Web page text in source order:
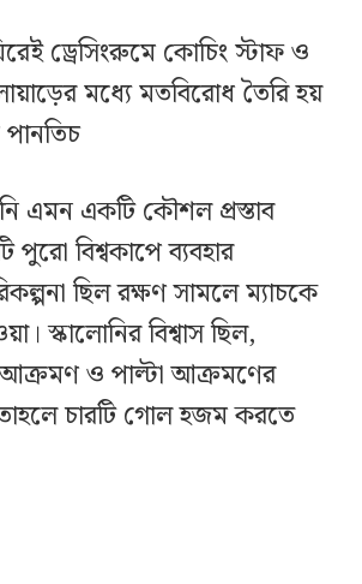
ড্রেসিংরুমে কোচিং স্টাফ ও
মধ্যে মতবিরোধ তৈরি হয়
এমন একটি কৌশল প্রস্তাব
পুরো বিশ্বকাপে ব্যবহার
ছিল রক্ষণ সামলে ম্যাচকে
স্কালোনির বিশ্বাস ছিল,
আক্রমণ ও পাল্টা আক্রমণের
চারটি গোল হজম করতে